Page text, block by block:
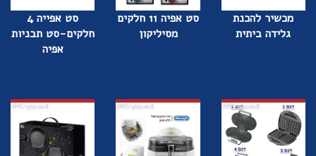
מכשיר להכנת
גלידה ביתית
סט אפיה 11 חלקים
מסיליקון
סט אפייה 4
חלקים-סט תבניות
אפיה